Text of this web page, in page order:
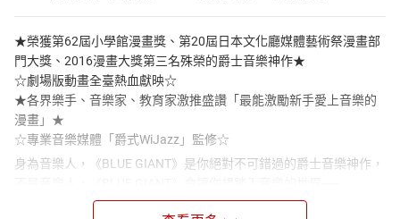
★榮獲第62屆小學館漫畫獎、第20屆日本文化廳媒體藝術祭漫畫部
門大獎、2016漫畫大獎第三名殊榮的爵士音樂神作★
☆劇場版動畫全臺熱血獻映☆
★各界樂手、音樂家、教育家激推盛讚「最能激勵新手愛上音樂的
漫畫」★
☆專業音樂媒體「爵式WiJazz」監修☆
身為音樂人，《BLUE GIANT》是你絕對不可錯過的爵士音樂神作，
舞臺移動至德國漢堡。大與漢娜約好一起組團後，雙方一直在磨合